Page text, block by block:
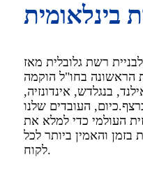
בינלאומית
רשת גלובלית מאז
1989, הנציגות הראשונה בחו"ל הוקמה
בנגלדש, אינדונזיה,
העובדים שלנו
העולמי כדי למלא את
והאמין ביותר לכל
לקוח.